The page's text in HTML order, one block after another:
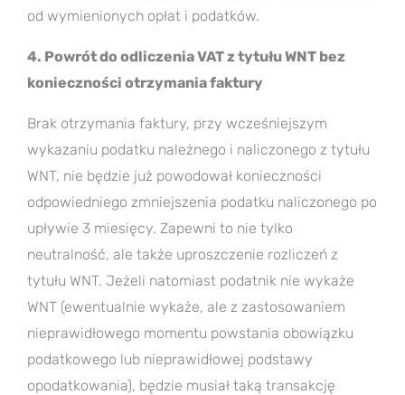
od wymienionych opłat i podatków.
4. Powrót do odliczenia VAT z tytułu WNT bez
konieczności otrzymania faktury
Brak otrzymania faktury, przy wcześniejszym
wykazaniu podatku należnego i naliczonego z tytułu
WNT, nie będzie już powodował konieczności
odpowiedniego zmniejszenia podatku naliczonego po
upływie 3 miesięcy. Zapewni to nie tylko
neutralność, ale także uproszczenie rozliczeń z
tytułu WNT. Jeżeli natomiast podatnik nie wykaże
WNT (ewentualnie wykaże, ale z zastosowaniem
nieprawidłowego momentu powstania obowiązku
podatkowego lub nieprawidłowej podstawy
opodatkowania), będzie musiał taką transakcję